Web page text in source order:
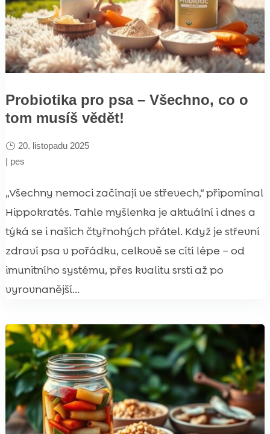
Probiotika pro psa – Všechno, co o
tom musíš vědět!
20. listopadu 2025
| pes
„Všechny nemoci začínají ve střevech,“ připomínal
Hippokratés. Tahle myšlenka je aktuální i dnes a
týká se i našich čtyřnohých přátel. Když je střevní
zdraví psa v pořádku, celkově se cítí lépe – od
imunitního systému, přes kvalitu srsti až po
vyrovnanější...